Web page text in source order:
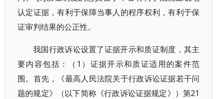
认定证据，有利于保障当事人的程序权利，有利于保
证审判结果的公正性。
我国行政诉讼设置了证据开示和质证制度，其主
要内容包括：（1）证据开示和质证适用的案件范
围。首先，《最高人民法院关于行政诉讼证据若干问
题的规定》（以下简称《行政诉讼证据规定》）第21